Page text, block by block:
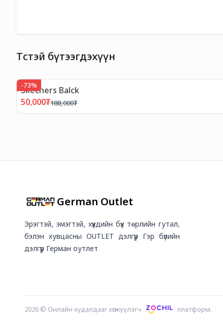
Төстэй бүтээгдэхүүн
-73%
Skechers Balck
50,000₮188,000₮
German Outlet
Эрэгтэй, эмэгтэй, хүүхдийн бүх төрлийн гутал,
бэлэн хувцасны OUTLET дэлгүүр Гэр бүлийн
дэлгүүр Герман оутлет
2026 © Онлайн худалдааг хөгжүүлэгч платформ.